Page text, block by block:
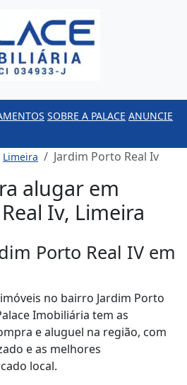
SOBRE A PALACE ANUNCIE
Limeira Jardim Porto Real Iv
alugar em
Iv, Limeira
Porto Real IV em
no bairro Jardim Porto
Imobiliária tem as
e aluguel na região, com
e as melhores
local.